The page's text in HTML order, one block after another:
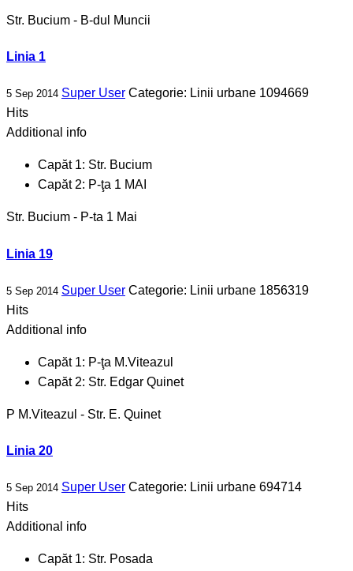
Str. Bucium - B-dul Muncii
Linia 1
5 Sep 2014 Super User Categorie: Linii urbane 1094669
Hits
Additional info
Capăt 1: Str. Bucium
Capăt 2: P-ţa 1 MAI
Str. Bucium - P-ta 1 Mai
Linia 19
5 Sep 2014 Super User Categorie: Linii urbane 1856319
Hits
Additional info
Capăt 1: P-ţa M.Viteazul
Capăt 2: Str. Edgar Quinet
P M.Viteazul - Str. E. Quinet
Linia 20
5 Sep 2014 Super User Categorie: Linii urbane 694714
Hits
Additional info
Capăt 1: Str. Posada